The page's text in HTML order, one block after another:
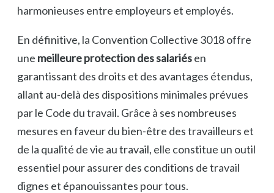
harmonieuses entre employeurs et employés.
En définitive, la Convention Collective 3018 offre
une meilleure protection des salariésen
garantissant des droits et des avantages étendus,
allant au-delà des dispositions minimales prévues
par le Code du travail. Grâce à ses nombreuses
mesures en faveur du bien-être des travailleurs et
de la qualité de vie au travail, elle constitue un outil
essentiel pour assurer des conditions de travail
dignes et épanouissantes pour tous.